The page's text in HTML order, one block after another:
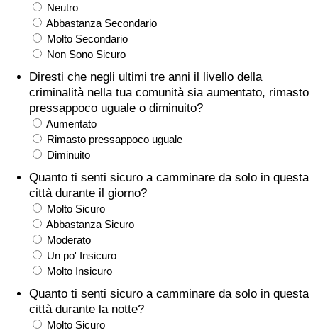
Neutro
Abbastanza Secondario
Molto Secondario
Non Sono Sicuro
Diresti che negli ultimi tre anni il livello della
criminalità nella tua comunità sia aumentato, rimasto
pressappoco uguale o diminuito?
Aumentato
Rimasto pressappoco uguale
Diminuito
Quanto ti senti sicuro a camminare da solo in questa
città durante il giorno?
Molto Sicuro
Abbastanza Sicuro
Moderato
Un po' Insicuro
Molto Insicuro
Quanto ti senti sicuro a camminare da solo in questa
città durante la notte?
Molto Sicuro
ad Aqaba
Criminalità
Indice del Tasso di Criminalità (Corrente)
Indice della Criminalità
Indice di criminalità per paese
Assistenza Sanitaria
Indice dell’Assistenza Sanitaria (Corrente)
Indice dell’Assistenza Sanitaria
Indice dell’Assistenza Sanitaria per
Nazione
Inquinamento